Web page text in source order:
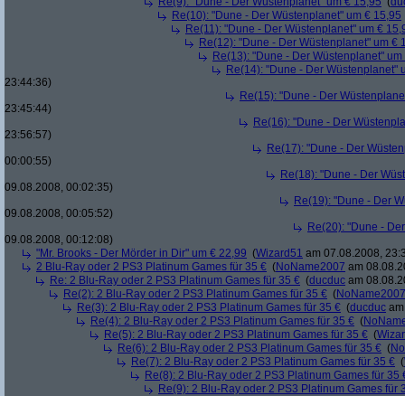
Re(10): "Dune - Der Wüstenplanet" um € 15,95
Re(11): "Dune - Der Wüstenplanet" um €
Re(12): "Dune - Der Wüstenplanet" um €
Re(13): "Dune - Der Wüstenplanet"
Re(14): "Dune - Der Wüstenplanet"
23:44:36)
Re(15): "Dune - Der
23:45:44)
Re(16): "Dune - Der
23:56:57)
Re(17): "Dune - Der
00:00:55)
Re(18): "Dune - Der
09.08.2008, 00:02:35)
Re(19): "Dune - Der
09.08.2008, 00:05:52)
Re(20): "Dune -
09.08.2008, 00:12:08)
"Mr. Brooks - Der Mörder in Dir" um € 22,99 (Wizard51 am 07.08.2008,
2 Blu-Ray oder 2 PS3 Platinum Games für 35 € (NoName2007 am
Re: 2 Blu-Ray oder 2 PS3 Platinum Games für 35 € (ducduc am
Re(2): 2 Blu-Ray oder 2 PS3 Platinum Games für 35 € (NoName2007
Re(3): 2 Blu-Ray oder 2 PS3 Platinum Games für 35 € (ducduc
Re(4): 2 Blu-Ray oder 2 PS3 Platinum Games für 35 € (
Re(5): 2 Blu-Ray oder 2 PS3 Platinum Games für 35 € (
Re(6): 2 Blu-Ray oder 2 PS3 Platinum Games für 35 € (
Re(7): 2 Blu-Ray oder 2 PS3 Platinum Games für 35 € (
Re(8): 2 Blu-Ray oder 2 PS3 Platinum Games für 35
Re(9): 2 Blu-Ray oder 2 PS3 Platinum Games für